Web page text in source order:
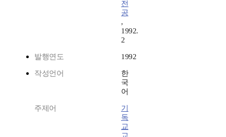
전
공
,
1992.
2
발행연도 1992
작성언어
한
국
어
주제어
기
독
교